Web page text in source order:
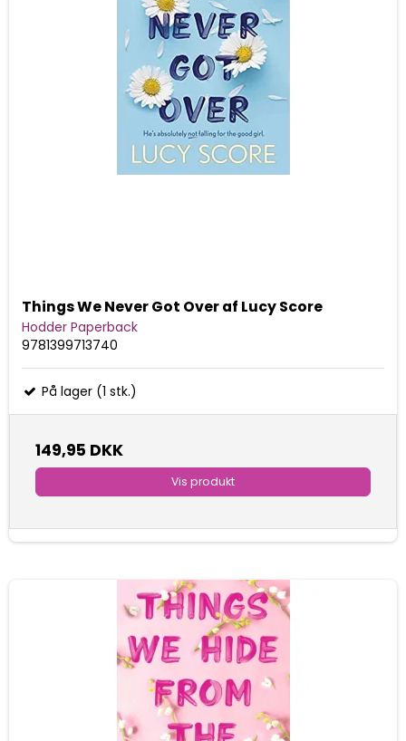
Things We Never Got Over af Lucy Score
Hodder Paperback
9781399713740
På lager (1 stk.)
149,95 DKK
Vis produkt